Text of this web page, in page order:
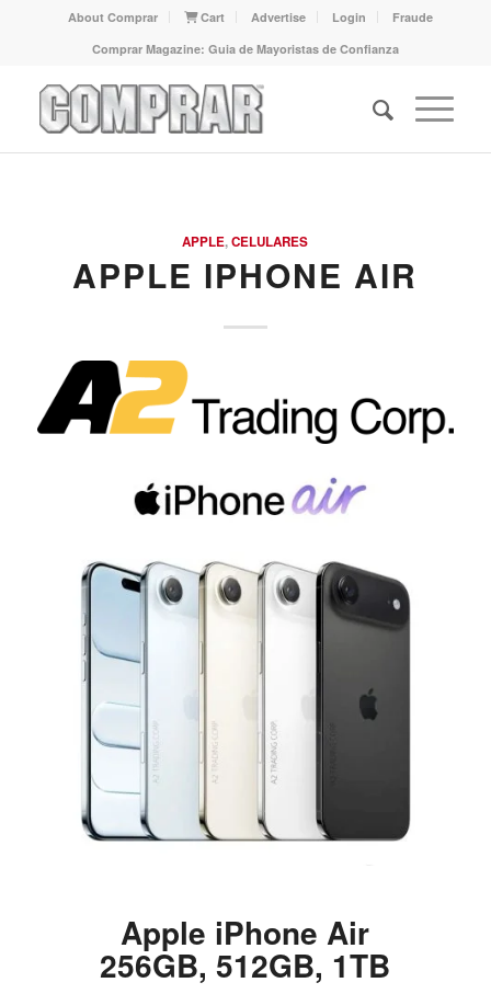
About Comprar Cart Advertise Login
Fraude
Comprar Magazine: Guia de Mayoristas de Confianza
APPLE,CELULARES
APPLE IPHONE AIR
Apple iPhone Air
256GB, 512GB, 1TB